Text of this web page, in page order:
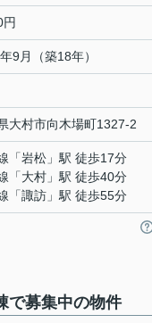
9月（築18年）
大村市向木場町1327-2
「岩松 」駅 徒歩17分
「大村 」駅 徒歩40分
「諏訪 」駅 徒歩55分
で募集中の物件